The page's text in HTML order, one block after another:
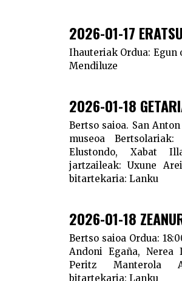
2026-01-17
Ihauteriak Ordua: Egun
Mendiluze
2026-01-18
Bertso saioa. San
museoa Bertsolariak:
Elustondo, Xabat
jartzaileak: Uxune
bitartekaria: Lanku
2026-01-18
Bertso saioa Ordua:
Andoni Egaña,
Peritz Manterola
bitartekaria: Lanku